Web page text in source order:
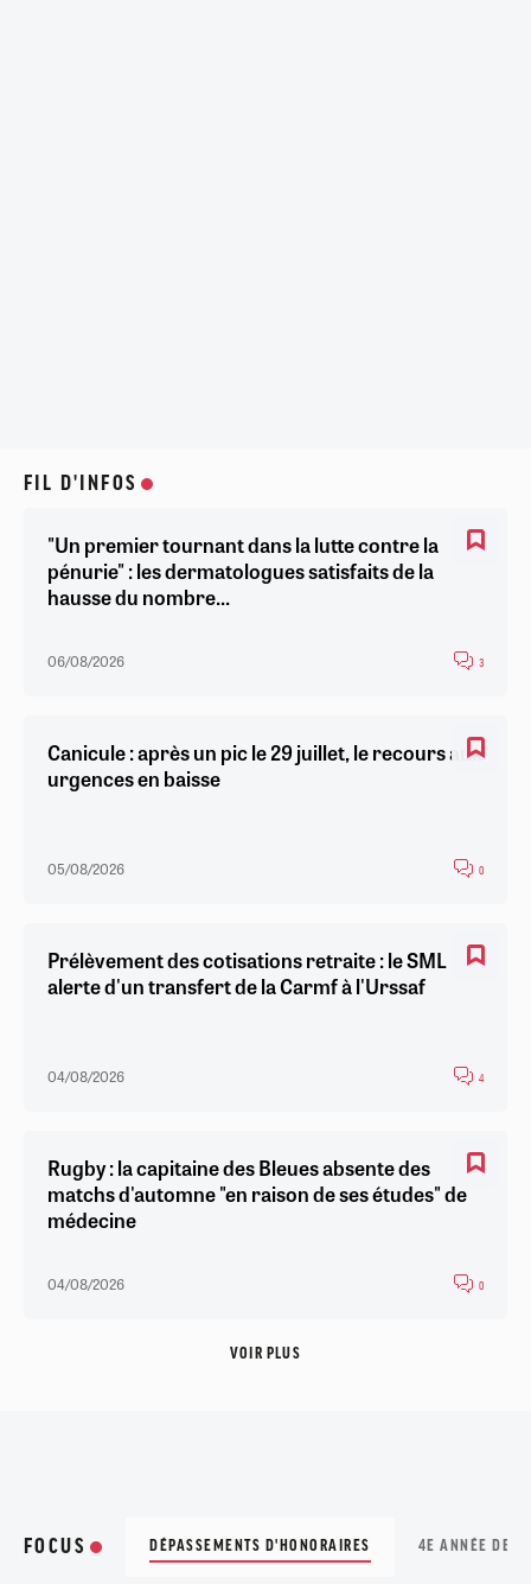
FIL D'INFOS
"Un premier tournant dans la lutte contre la
pénurie" : les dermatologues satisfaits de la
hausse du nombre...
06/08/2026 3
Canicule : après un pic le 29 juillet, le recours aux
urgences en baisse
05/08/2026 0
Prélèvement des cotisations retraite : le SML
alerte d'un transfert de la Carmf à l'Urssaf
04/08/2026 4
Rugby : la capitaine des Bleues absente des
matchs d'automne "en raison de ses études" de
médecine
04/08/2026 0
VOIR PLUS
FOCUS DÉPASSEMENTS D'HONORAIRES 4E ANNÉE DE